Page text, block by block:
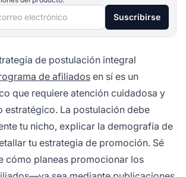
electrónico Suscribirse
de postulación integral
de afiliadosen sí es un
que requiere atención cuidadosa y
estratégico. La postulación debe
tu nicho, explicar la demografía de
tu estrategia de promoción. Sé
cómo planeas promocionar los